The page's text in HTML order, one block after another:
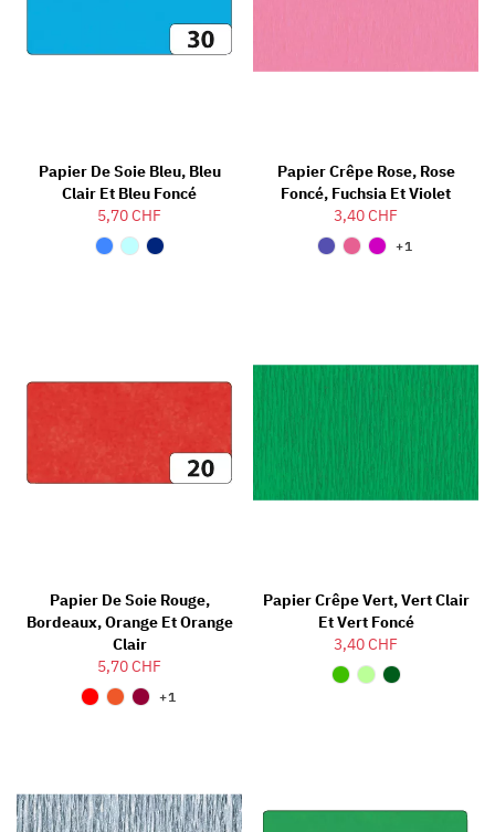
Papier De Soie Bleu, Bleu
Clair Et Bleu Foncé
5,70 CHF
Papier Crêpe Rose, Rose
Foncé, Fuchsia Et Violet
3,40 CHF
+1
Papier De Soie Rouge,
Bordeaux, Orange Et Orange
Clair
5,70 CHF
+1
Papier Crêpe Vert, Vert Clair
Et Vert Foncé
3,40 CHF